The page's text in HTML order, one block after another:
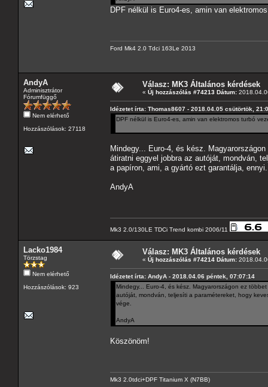
DPF nélkül is Euro4-es, amin van
Ford Mk4 2.0 Tdci 163Le 2013
AndyA
Adminisztrátor
Fórumfüggő
Nem elérhető
Hozzászólások: 27118
Válasz: MK3 Általános kérdések
« Új hozzászólás #74213 Dátum:
Idézetet írta: Thomas8607 - 2018.04.05 csütörtök,
DPF nélkül is Euro4-es, amin van elektromos turbó
Mindegy... Euro-4, és kész.
átiratni eggyel jobbra az autóját, mondván,
a papíron, ami, a gyártó ezt garantálja,
AndyA
Mk3 2.0/130LE TDCi Trend kombi 2006/11
Lacko1984
Törzstag
Nem elérhető
Hozzászólások: 923
Válasz: MK3 Általános kérdések
« Új hozzászólás #74214 Dátum:
Idézetet írta: AndyA - 2018.04.06 péntek, 07:07:14
Mindegy... Euro-4, és kész. Magyarországon ez
autóját, mondván, teljesíti a paramétereket, hogy
vége.
AndyA
Köszönöm!
Mk3 2.0tdci+DPF Titanium X (N7BB)